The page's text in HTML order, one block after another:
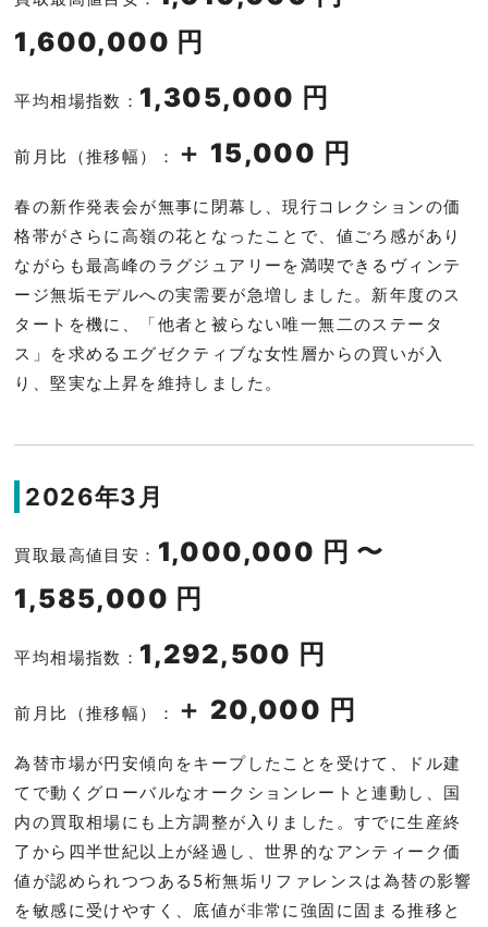
1,600,000 円
平均相場指数： 1,305,000 円
前月比（推移幅）： ＋ 15,000 円
春の新作発表会が無事に閉幕し、現行コレクションの価
格帯がさらに高嶺の花となったことで、値ごろ感があり
ながらも最高峰のラグジュアリーを満喫できるヴィンテ
ージ無垢モデルへの実需要が急増しました。新年度のス
タートを機に、「他者と被らない唯一無二のステータ
ス」を求めるエグゼクティブな女性層からの買いが入
り、堅実な上昇を維持しました。
2026年3月
買取最高値目安： 1,000,000 円 〜
1,585,000 円
平均相場指数： 1,292,500 円
前月比（推移幅）： ＋ 20,000 円
為替市場が円安傾向をキープしたことを受けて、ドル建
てで動くグローバルなオークションレートと連動し、国
内の買取相場にも上方調整が入りました。すでに生産終
了から四半世紀以上が経過し、世界的なアンティーク価
値が認められつつある5桁無垢リファレンスは為替の影響
を敏感に受けやすく、底値が非常に強固に固まる推移と